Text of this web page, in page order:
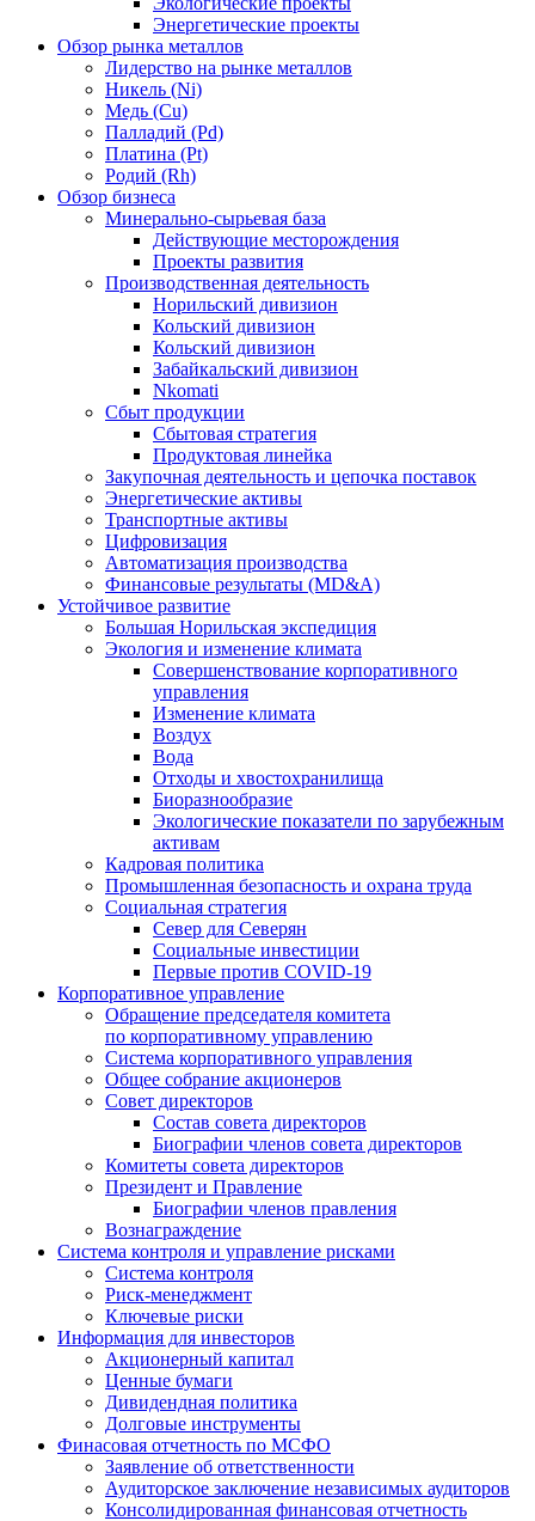
Энергетические проекты
Обзор рынка металлов
Лидерство на рынке металлов
Никель (Ni)
Медь (Cu)
Палладий (Pd)
Платина (Pt)
Родий (Rh)
Обзор бизнеса
Минерально-сырьевая база
Действующие месторождения
Проекты развития
Производственная деятельность
Норильский дивизион
Кольский дивизион
Кольский дивизион
Забайкальский дивизион
Nkomati
Сбыт продукции
Сбытовая стратегия
Продуктовая линейка
Закупочная деятельность и цепочка поставок
Энергетические активы
Транспортные активы
Цифровизация
Автоматизация производства
Финансовые результаты (MD&A)
Устойчивое развитие
Большая Норильская экспедиция
Экология и изменение климата
Совершенствование корпоративного
управления
Изменение климата
Воздух
Вода
Отходы и хвостохранилища
Биоразнообразие
Экологические показатели по зарубежным
активам
Кадровая политика
Промышленная безопасность и охрана труда
Социальная стратегия
Север для Северян
Социальные инвестиции
Первые против COVID‑19
Корпоративное управление
Обращение председателя комитета
по корпоративному управлению
Система корпоративного управления
Общее собрание акционеров
Совет директоров
Состав совета директоров
Биографии членов совета директоров
Комитеты совета директоров
Президент и Правление
Биографии членов правления
Вознаграждение
Система контроля и управление рисками
Система контроля
Риск-менеджмент
Ключевые риски
Информация для инвесторов
Акционерный капитал
Ценные бумаги
Дивидендная политика
Долговые инструменты
Финасовая отчетность по МСФО
Заявление об ответственности
Аудиторское заключение независимых аудиторов
Консолидированная финансовая отчетность